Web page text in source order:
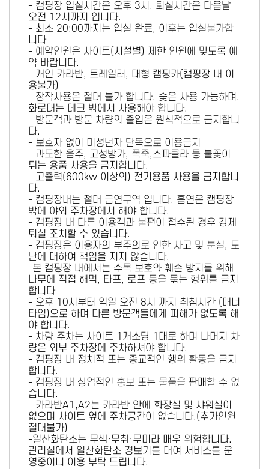
- 캠핑장 입실시간은 오후 3시, 퇴실시간은 다음날
오전 12시까지 입니다.
- 최소 20:00까지는 입실 완료, 이후는 입실불가합
니다
- 예약인원은 사이트(시설별) 제한 인원에 맞도록 예
약 바랍니다.
- 개인 카라반, 트레일러, 대형 캠핑카(캠핑장 내 이
용불가)
- 장작사용은 절대 불가 합니다. 숯은 사용 가능하며,
화로대는 데크 밖에서 사용해야 합니다.
- 방문객과 방문 차량의 출입은 원칙적으로 금지합니
다.
- 보호자 없이 미성년자 단독으로 이용금지
- 과도한 음주, 고성방가, 폭죽,스파클라 등 불꽃이
튀는 용품 사용을 금지합니다.
- 고출력(600kw 이상의) 전기용품 사용을 금지합니
다.
- 캠핑장내는 절대 금연구역 입니다. 흡연은 캠핑장
밖에 야외 주차장에서 해야 합니다.
- 캠핑장 내 다른 이용객과 불편이 접수된 경우 강제
퇴실 조치할 수 있습니다.
- 캠핑장은 이용자의 부주의로 인한 사고 및 분실, 도
난에 대하여 책임을 지지 않습니다.
-본 캠핑장 내에서는 수목 보호와 훼손 방지를 위해
나무에 직접 해먹, 타프, 로프 등을 묶는 행위를 금지
합니다
- 오후 10시부터 익일 오전 8시 까지 취침시간 (매너
타임)으로 하며 다른 방문객들에게 피해가 없도록 해
야 합니다.
- 차량 주차는 사이트 1개소당 1대로 하며 나머지 차
량은 외부 주차장에 주차하셔야 합니다.
- 캠핑장 내 정치적 또는 종교적인 행위 활동을 금지
합니다.
- 캠핑장 내 상업적인 홍보 또는 물품을 판매할 수 없
습니다.
- 카라반A1,A2는 카라반 안에 화장실 및 샤워실이
없으며 사이트 옆에 주차공간이 없습니다.(추가인원
절대불가)
-일산화탄소는 무색·무취·무미라 매우 위험합니다.
관리실에서 일산화탄소 경보기를 대여 서비스를 운
영중이니 이용 부탁 드립니다.